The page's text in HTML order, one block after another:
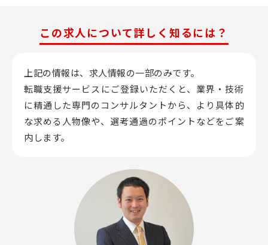
この求人について詳しく知るには？
上記の情報は、求人情報の一部のみです。
転職支援サービスにご登録いただくと、業界・技術
に精通した専門のコンサルタントから、 より具体的
な求める人物像や、選考通過のポイントなどをご案
内します。